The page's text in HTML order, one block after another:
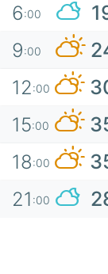
6:00
9:00
12:00
15:00
18:00
21 :00